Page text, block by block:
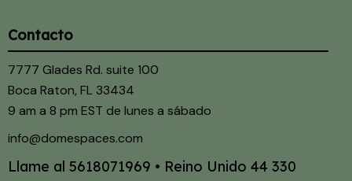
Contacto
7777 Glades Rd. suite 100
Boca Raton, FL 33434
9 am a 8 pm EST de lunes a sábado
info@domespaces.com
Llame al 5618071969 • Reino Unido 44 330